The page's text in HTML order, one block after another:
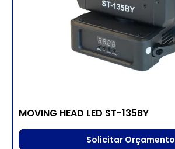
MOVING HEAD LED ST-135BY
Solicitar Orçamento